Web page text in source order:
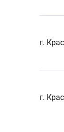
г.
г.